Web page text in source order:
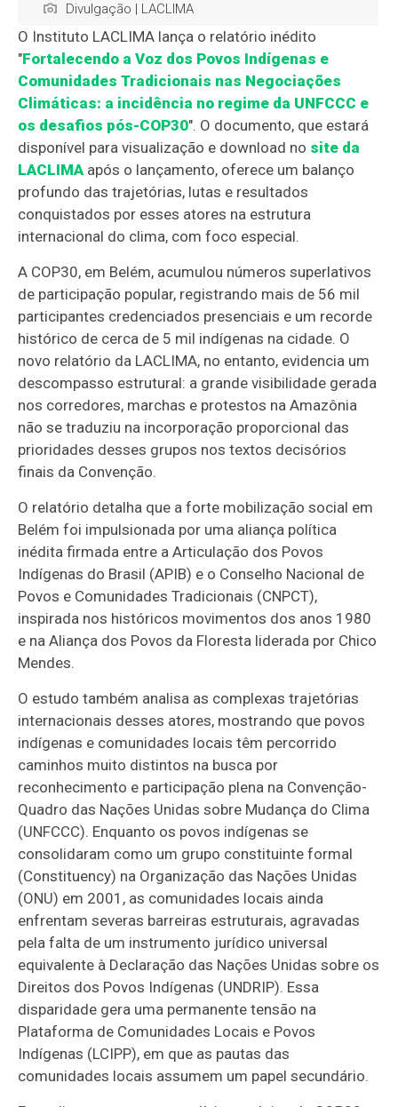
Divulgação | LACLIMA
O Instituto LACLIMA lança o relatório inédito
"Fortalecendo a Voz dos Povos Indígenas e
Comunidades Tradicionais nas Negociações
Climáticas: a incidência no regime da UNFCCC e
os desafios pós-COP30". O documento, que estará
disponível para visualização e download no site da
LACLIMA após o lançamento, oferece um balanço
profundo das trajetórias, lutas e resultados
conquistados por esses atores na estrutura
internacional do clima, com foco especial.
A COP30, em Belém, acumulou números superlativos
de participação popular, registrando mais de 56 mil
participantes credenciados presenciais e um recorde
histórico de cerca de 5 mil indígenas na cidade. O
novo relatório da LACLIMA, no entanto, evidencia um
descompasso estrutural: a grande visibilidade gerada
nos corredores, marchas e protestos na Amazônia
não se traduziu na incorporação proporcional das
prioridades desses grupos nos textos decisórios
finais da Convenção.
O relatório detalha que a forte mobilização social em
Belém foi impulsionada por uma aliança política
inédita firmada entre a Articulação dos Povos
Indígenas do Brasil (APIB) e o Conselho Nacional de
Povos e Comunidades Tradicionais (CNPCT),
inspirada nos históricos movimentos dos anos 1980
e na Aliança dos Povos da Floresta liderada por Chico
Mendes.
O estudo também analisa as complexas trajetórias
internacionais desses atores, mostrando que povos
indígenas e comunidades locais têm percorrido
caminhos muito distintos na busca por
reconhecimento e participação plena na Convenção-
Quadro das Nações Unidas sobre Mudança do Clima
(UNFCCC). Enquanto os povos indígenas se
consolidaram como um grupo constituinte formal
(Constituency) na Organização das Nações Unidas
(ONU) em 2001, as comunidades locais ainda
enfrentam severas barreiras estruturais, agravadas
pela falta de um instrumento jurídico universal
equivalente à Declaração das Nações Unidas sobre os
Direitos dos Povos Indígenas (UNDRIP). Essa
disparidade gera uma permanente tensão na
Plataforma de Comunidades Locais e Povos
Indígenas (LCIPP), em que as pautas das
comunidades locais assumem um papel secundário.